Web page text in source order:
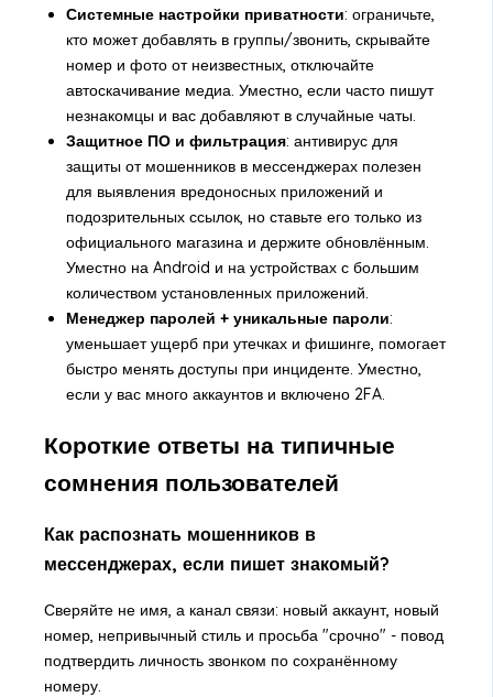
Системные настройки приватности: ограничьте,
кто может добавлять в группы/звонить, скрывайте
номер и фото от неизвестных, отключайте
автоскачивание медиа. Уместно, если часто пишут
незнакомцы и вас добавляют в случайные чаты.
Защитное ПО и фильтрация: антивирус для
защиты от мошенников в мессенджерах полезен
для выявления вредоносных приложений и
подозрительных ссылок, но ставьте его только из
официального магазина и держите обновлённым.
Уместно на Android и на устройствах с большим
количеством установленных приложений.
Менеджер паролей + уникальные пароли:
уменьшает ущерб при утечках и фишинге, помогает
быстро менять доступы при инциденте. Уместно,
если у вас много аккаунтов и включено 2FA.
Короткие ответы на типичные
сомнения пользователей
Как распознать мошенников в
мессенджерах, если пишет знакомый?
Сверяйте не имя, а канал связи: новый аккаунт, новый
номер, непривычный стиль и просьба "срочно" - повод
подтвердить личность звонком по сохранённому
номеру.